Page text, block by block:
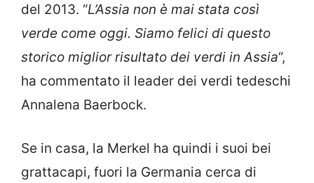
del 2013. “L’Assia non è mai stata così
verde come oggi. Siamo felici di questo
storico miglior risultato dei verdi in Assia“,
ha commentato il leader dei verdi tedeschi
Annalena Baerbock.
Se in casa, la Merkel ha quindi i suoi bei
grattacapi, fuori la Germania cerca di